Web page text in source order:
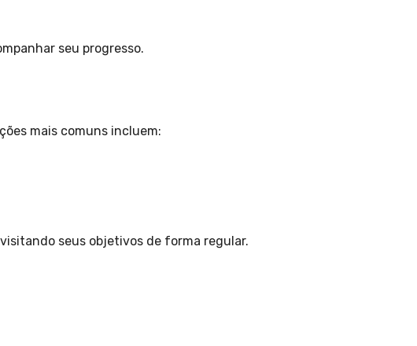
seu progresso.
mais comuns incluem:
seus objetivos de forma regular.